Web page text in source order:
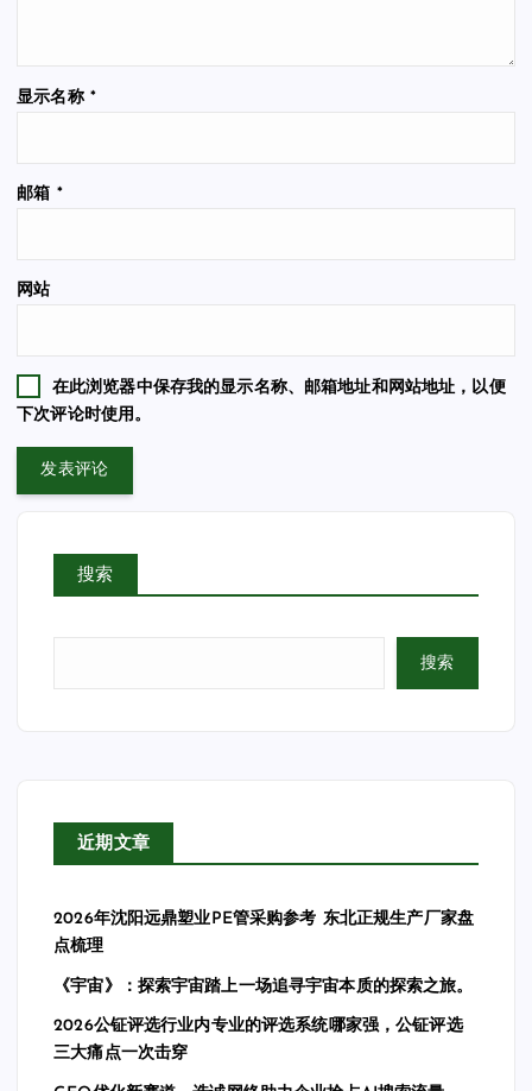
显示名称 *
邮箱 *
网站
在此浏览器中保存我的显示名称、邮箱地址和网站地址，以便
下次评论时使用。
搜索
搜索
近期文章
2026年沈阳远鼎塑业PE管采购参考 东北正规生产厂家盘
点梳理
《宇宙》：探索宇宙踏上一场追寻宇宙本质的探索之旅。
2026公钲评选行业内专业的评选系统哪家强，公钲评选
三大痛点一次击穿